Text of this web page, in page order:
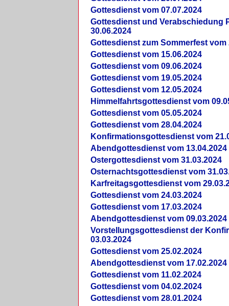
Gottesdienst vom 07.07.2024
Gottesdienst und Verabschiedung
30.06.2024
Gottesdienst zum Sommerfest vom
Gottesdienst vom 15.06.2024
Gottesdienst vom 09.06.2024
Gottesdienst vom 19.05.2024
Gottesdienst vom 12.05.2024
Himmelfahrtsgottesdienst vom
Gottesdienst vom 05.05.2024
Gottesdienst vom 28.04.2024
Konfirmationsgottesdienst vom
Abendgottesdienst vom 13.04.2024
Ostergottesdienst vom 31.03.2024
Osternachtsgottesdienst vom
Karfreitagsgottesdienst vom
Gottesdienst vom 24.03.2024
Gottesdienst vom 17.03.2024
Abendgottesdienst vom 09.03.2024
Vorstellungsgottesdienst der
03.03.2024
Gottesdienst vom 25.02.2024
Abendgottesdienst vom 17.02.2024
Gottesdienst vom 11.02.2024
Gottesdienst vom 04.02.2024
Gottesdienst vom 28.01.2024